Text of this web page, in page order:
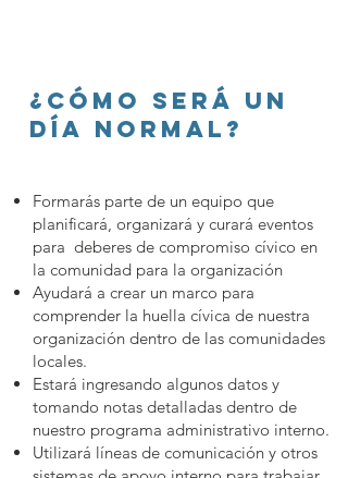
¿Cómo será un
día normal?
Formarás parte de un equipo que
planificará, organizará y curará eventos
para deberes de compromiso cívico en
la comunidad para la organización
Ayudará a crear un marco para
comprender la huella cívica de nuestra
organización dentro de las comunidades
locales.
Estará ingresando algunos datos y
tomando notas detalladas dentro de
nuestro programa administrativo interno.
Utilizará líneas de comunicación y otros